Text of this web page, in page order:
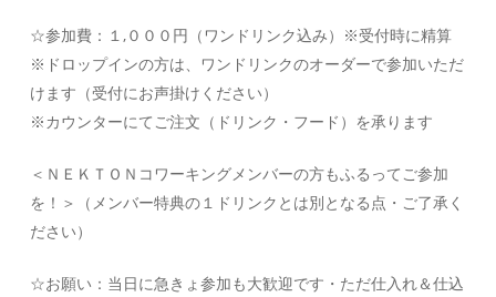
☆参加費：１,０００円（ワンドリンク込み）※受付時に精算
※ドロップインの方は、ワンドリンクのオーダーで参加いただ
けます（受付にお声掛けください）
※カウンターにてご注文（ドリンク・フード）を承ります
＜ＮＥＫＴＯＮコワーキングメンバーの方もふるってご参加
を！＞（メンバー特典の１ドリンクとは別となる点・ご了承く
ださい）
☆お願い：当日に急きょ参加も大歓迎です・ただ仕入れ＆仕込